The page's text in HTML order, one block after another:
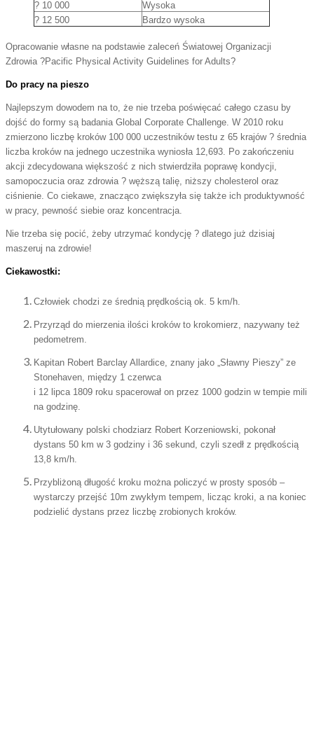
? 10 000
Wysoka
? 12 500
Bardzo wysoka
Opracowanie własne na podstawie zaleceń Światowej Organizacji
Zdrowia ?Pacific Physical Activity Guidelines for Adults?
Do pracy na pieszo
Najlepszym dowodem na to, że nie trzeba poświęcać całego czasu by
dojść do formy są badania Global Corporate Challenge. W 2010 roku
zmierzono liczbę kroków 100 000 uczestników testu z 65 krajów ? średnia
liczba kroków na jednego uczestnika wyniosła 12,693. Po zakończeniu
akcji zdecydowana większość z nich stwierdziła poprawę kondycji,
samopoczucia oraz zdrowia ? węższą talię, niższy cholesterol oraz
ciśnienie. Co ciekawe, znacząco zwiększyła się także ich produktywność
w pracy, pewność siebie oraz koncentracja.
Nie trzeba się pocić, żeby utrzymać kondycję ? dlatego już dzisiaj
maszeruj na zdrowie!
Ciekawostki:
Człowiek chodzi ze średnią prędkością ok. 5 km/h.
Przyrząd do mierzenia ilości kroków to krokomierz, nazywany też
pedometrem.
Kapitan Robert Barclay Allardice, znany jako „Sławny Pieszy” ze
Stonehaven, między 1 czerwca
i 12 lipca 1809 roku spacerował on przez 1000 godzin w tempie mili
na godzinę.
Utytułowany polski chodziarz Robert Korzeniowski, pokonał
dystans 50 km w 3 godziny i 36 sekund, czyli szedł z prędkością
13,8 km/h.
Przybliżoną długość kroku można policzyć w prosty sposób –
wystarczy przejść 10m zwykłym tempem, licząc kroki, a na koniec
podzielić dystans przez liczbę zrobionych kroków.